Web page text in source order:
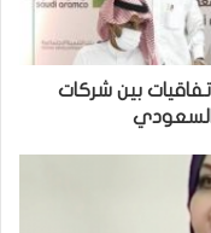
بين شركات
السعودي